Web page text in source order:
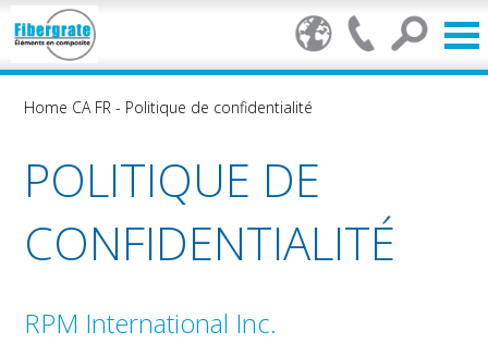
Home CA FR - Politique de confidentialité
POLITIQUE DE
CONFIDENTIALITÉ
RPM International Inc.